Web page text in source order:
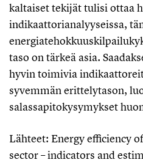
kaltaiset tekijät tulisi ottaa
indikaattorianalyyseissa,
taso on tärkeä asia.
hyvin toimivia
syvemmän erittelytason,
salassapitokysymykset
Lähteet: Energy efficiency
sector – indicators and